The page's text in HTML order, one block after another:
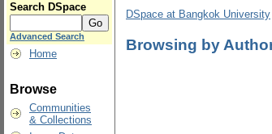
Search DSpace
Advanced Search
Home
Browse
Communities
& Collections
DSpace at Bangkok University
Browsing by